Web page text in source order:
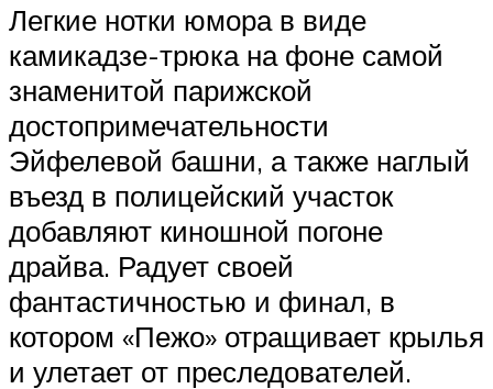
Легкие нотки юмора в виде
камикадзе-трюка на фоне самой
знаменитой парижской
достопримечательности
Эйфелевой башни, а также наглый
въезд в полицейский участок
добавляют киношной погоне
драйва. Радует своей
фантастичностью и финал, в
котором «Пежо» отращивает крылья
и улетает от преследователей.